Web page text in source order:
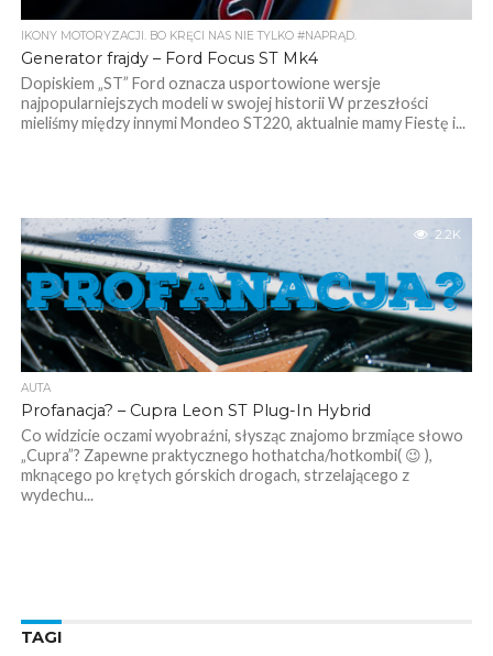
IKONY MOTORYZACJI. BO KRĘCI NAS NIE TYLKO #NAPRĄD.
Generator frajdy – Ford Focus ST Mk4
Dopiskiem „ST” Ford oznacza usportowione wersje
najpopularniejszych modeli w swojej historii W przeszłości
mieliśmy między innymi Mondeo ST220, aktualnie mamy Fiestę i...
2.2K
AUTA
Profanacja? – Cupra Leon ST Plug-In Hybrid
Co widzicie oczami wyobraźni, słysząc znajomo brzmiące słowo
„Cupra”? Zapewne praktycznego hothatcha/hotkombi( 😉 ),
mknącego po krętych górskich drogach, strzelającego z
wydechu...
TAGI